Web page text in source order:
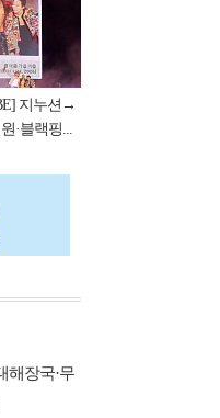
지누션→
·블랙핑...
해장국·무